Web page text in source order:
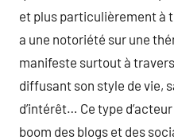
et plus particulièrement à
a une notoriété sur une
manifeste surtout à
diffusant son style de vie,
d’intérêt… Ce type
boom des blogs et des